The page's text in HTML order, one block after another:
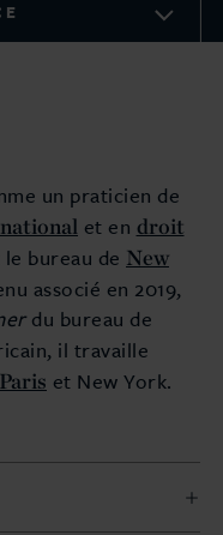
un praticien de
et en droit
bureau de New
associé en 2019,
du bureau de
il travaille
Paris et New York.